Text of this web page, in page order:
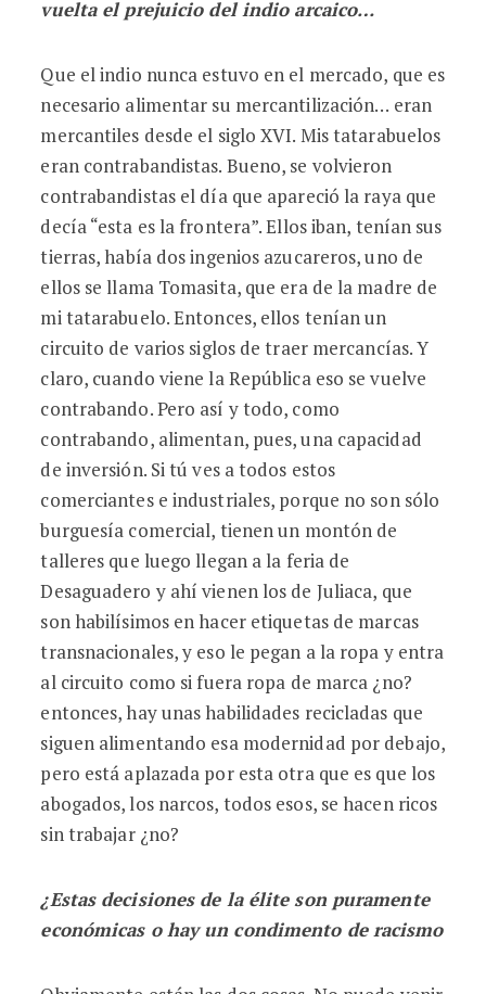
vuelta el prejuicio del indio arcaico…
Que el indio nunca estuvo en el mercado, que es
necesario alimentar su mercantilización… eran
mercantiles desde el siglo XVI. Mis tatarabuelos
eran contrabandistas. Bueno, se volvieron
contrabandistas el día que apareció la raya que
decía “esta es la frontera”. Ellos iban, tenían sus
tierras, había dos ingenios azucareros, uno de
ellos se llama Tomasita, que era de la madre de
mi tatarabuelo. Entonces, ellos tenían un
circuito de varios siglos de traer mercancías. Y
claro, cuando viene la República eso se vuelve
contrabando. Pero así y todo, como
contrabando, alimentan, pues, una capacidad
de inversión. Si tú ves a todos estos
comerciantes e industriales, porque no son sólo
burguesía comercial, tienen un montón de
talleres que luego llegan a la feria de
Desaguadero y ahí vienen los de Juliaca, que
son habilísimos en hacer etiquetas de marcas
transnacionales, y eso le pegan a la ropa y entra
al circuito como si fuera ropa de marca ¿no?
entonces, hay unas habilidades recicladas que
siguen alimentando esa modernidad por debajo,
pero está aplazada por esta otra que es que los
abogados, los narcos, todos esos, se hacen ricos
sin trabajar ¿no?
¿Estas decisiones de la élite son puramente
económicas o hay un condimento de racismo